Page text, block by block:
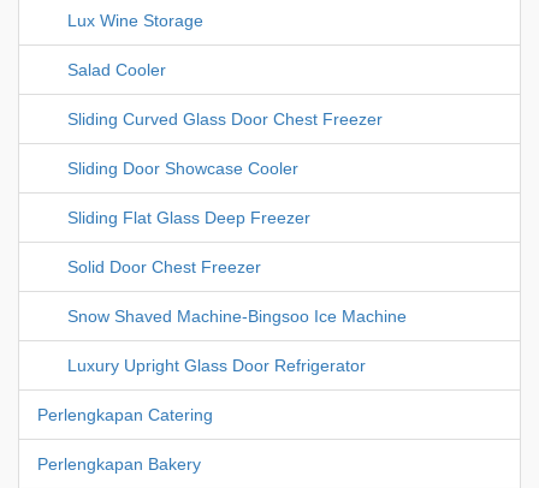
Lux Wine Storage
Salad Cooler
Sliding Curved Glass Door Chest Freezer
Sliding Door Showcase Cooler
Sliding Flat Glass Deep Freezer
Solid Door Chest Freezer
Snow Shaved Machine-Bingsoo Ice Machine
Luxury Upright Glass Door Refrigerator
Perlengkapan Catering
Perlengkapan Bakery